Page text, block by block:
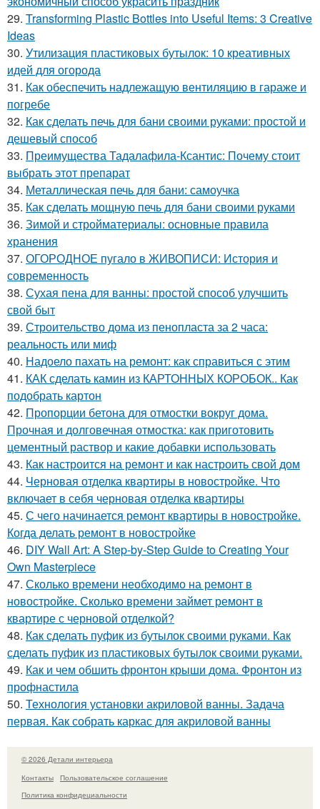
29. Transforming Plastic Bottles into Useful Items: 3 Creative
Ideas
30. Утилизация пластиковых бутылок: 10 креативных
идей для огорода
31. Как обеспечить надлежащую вентиляцию в гараже и
погребе
32. Как сделать печь для бани своими руками: простой и
дешевый способ
33. Преимущества Тадалафила-Ксантис: Почему стоит
выбрать этот препарат
34. Металлическая печь для бани: самоучка
35. Как сделать мощную печь для бани своими руками
36. Зимой и стройматериалы: основные правила
хранения
37. ОГОРОДНОЕ пугало в ЖИВОПИСИ: История и
современность
38. Сухая пена для ванны: простой способ улучшить
свой быт
39. Строительство дома из пенопласта за 2 часа:
реальность или миф
40. Надоело пахать на ремонт: как справиться с этим
41. КАК сделать камин из КАРТОННЫХ КОРОБОК.. Как
подобрать картон
42. Пропорции бетона для отмостки вокруг дома.
Прочная и долговечная отмостка: как приготовить
цементный раствор и какие добавки использовать
43. Как настроится на ремонт и как настроить свой дом
44. Черновая отделка квартиры в новостройке. Что
включает в себя черновая отделка квартиры
45. С чего начинается ремонт квартиры в новостройке.
Когда делать ремонт в новостройке
46. DIY Wall Art: A Step-by-Step Guide to Creating Your
Own Masterpiece
47. Сколько времени необходимо на ремонт в
новостройке. Сколько времени займет ремонт в
квартире с черновой отделкой?
48. Как сделать пуфик из бутылок своими руками. Как
сделать пуфик из пластиковых бутылок своими руками.
49. Как и чем обшить фронтон крыши дома. Фронтон из
профнастила
50. Технология установки акриловой ванны. Задача
первая. Как собрать каркас для акриловой ванны
© 2026 Детали интерьера
Контакты
Пользовательское соглашение
Политика конфидециальности